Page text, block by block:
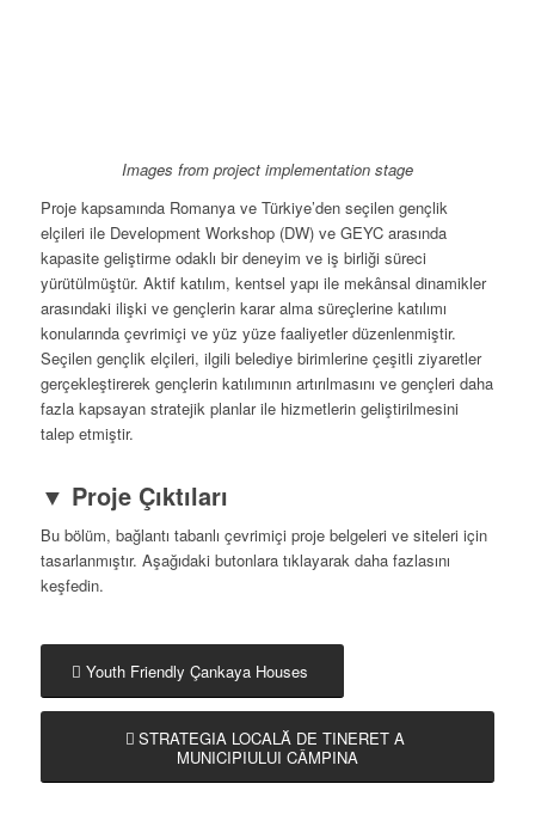
Images from project implementation stage
Proje kapsamında Romanya ve Türkiye’den seçilen gençlik
elçileri ile Development Workshop (DW) ve GEYC arasında
kapasite geliştirme odaklı bir deneyim ve iş birliği süreci
yürütülmüştür. Aktif katılım, kentsel yapı ile mekânsal dinamikler
arasındaki ilişki ve gençlerin karar alma süreçlerine katılımı
konularında çevrimiçi ve yüz yüze faaliyetler düzenlenmiştir.
Seçilen gençlik elçileri, ilgili belediye birimlerine çeşitli ziyaretler
gerçekleştirerek gençlerin katılımının artırılmasını ve gençleri daha
fazla kapsayan stratejik planlar ile hizmetlerin geliştirilmesini
talep etmiştir.
▼ Proje Çıktıları
Bu bölüm, bağlantı tabanlı çevrimiçi proje belgeleri ve siteleri için
tasarlanmıştır. Aşağıdaki butonlara tıklayarak daha fazlasını
keşfedin.
Youth Friendly Çankaya Houses
STRATEGIA LOCALĂ DE TINERET A
MUNICIPIULUI CÂMPINA